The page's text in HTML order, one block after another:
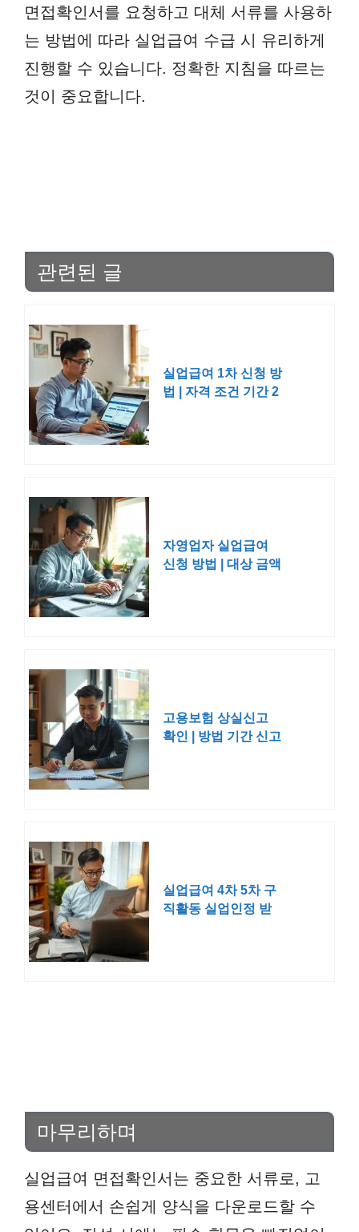
면접확인서를 요청하고 대체 서류를 사용하
는 방법에 따라 실업급여 수급 시 유리하게
진행할 수 있습니다. 정확한 지침을 따르는
것이 중요합니다.
관련된 글
실업급여 1차 신청 방
법 | 자격 조건 기간 2
자영업자 실업급여
신청 방법 | 대상 금액
고용보험 상실신고
확인 | 방법 기간 신고
실업급여 4차 5차 구
직활동 실업인정 받
마무리하며
실업급여 면접확인서는 중요한 서류로, 고
용센터에서 손쉽게 양식을 다운로드할 수